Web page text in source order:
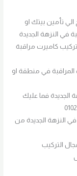
تأمين بيتك او
في النزهة الجديدة
لانها تقدم خصم 20% علي تركيب كاميرت مراقبة
في منطقة او
الجديدة فما عليك
النزهة الجديدة من